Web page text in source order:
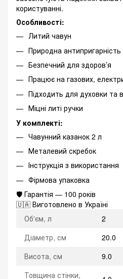
користуванні.
Особливості:
Литий чавун
Природна антипригарність
Безпечний для здоров’я
Працює на газових,
Підходить для духовки та
Міцні литі ручки
У комплекті:
Чавунний казанок 2 л
Металевий скребок
Інструкція з використання
Фірмова упаковка
🛡 Гарантія — 100 років
🇺🇦 Виготовлено в Україні
Об'єм, л
2
Діаметр, см
20.0
Висота, см
9.0
Товщина стінки,